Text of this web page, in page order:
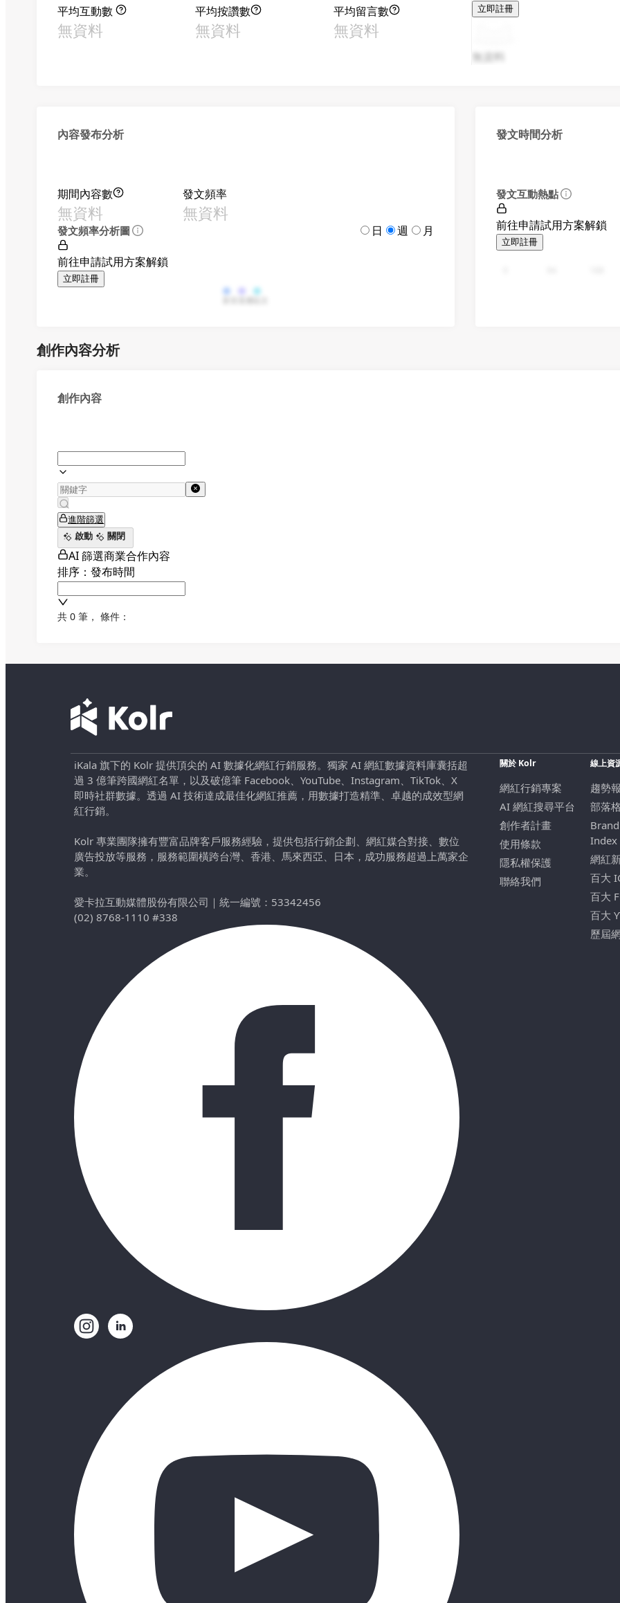
平均互動數
無資料
平均按讚數
無資料
平均留言數
無資料
立即註冊
無資料
內容發布分析
期間內容數
無資料
發文頻率
無資料
發文頻率分析圖 日 週 月
前往申請試用方案解鎖
立即註冊
發文時間分析
發文互動熱點
前往申請試用方案解鎖
立即註冊
創作內容分析
創作內容
進階篩選
啟動
關閉
AI 篩選商業合作內容
排序：發布時間
共 0 筆 ， 條件：
iKala 旗下的 Kolr 提供頂尖的 AI 數據化網紅行銷服務。獨家 AI 網紅數據資料庫囊括超
過 3 億筆跨國網紅名單，以及破億筆 Facebook、YouTube、Instagram、TikTok、X
即時社群數據。透過 AI 技術達成最佳化網紅推薦，用數據打造精準、卓越的成效型網
紅行銷。
Kolr 專業團隊擁有豐富品牌客戶服務經驗，提供包括行銷企劃、網紅媒合對接、數位
廣告投放等服務，服務範圍橫跨台灣、香港、馬來西亞、日本，成功服務超過上萬家企
業。
愛卡拉互動媒體股份有限公司 ｜ 統一編號：53342456
(02) 8768-1110 #338
關於 Kolr
網紅行銷專案
AI 網紅搜尋平台
創作者計畫
使用條款
隱私權保護
聯絡我們
線上資
趨勢
部落格
Index
網紅
百大
百大
百大
歷屆